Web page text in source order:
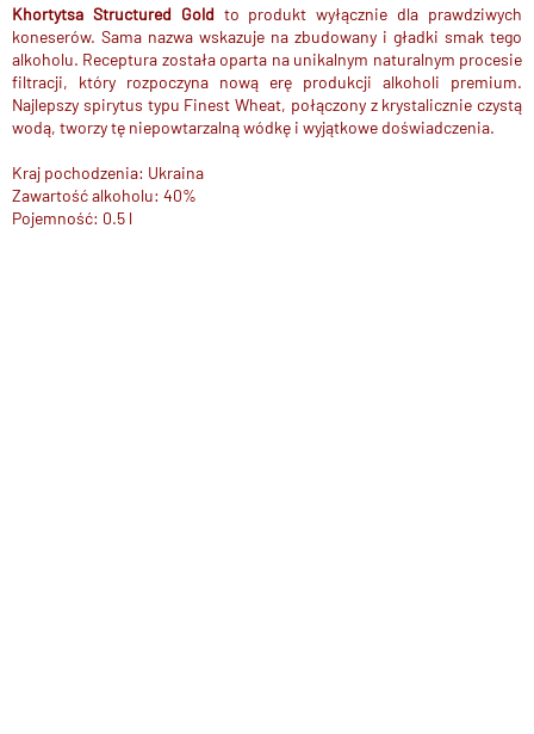
Khortytsa Structured Gold to produkt wyłącznie dla prawdziwych
koneserów. Sama nazwa wskazuje na zbudowany i gładki smak tego
alkoholu. Receptura została oparta na unikalnym naturalnym procesie
filtracji, który rozpoczyna nową erę produkcji alkoholi premium.
Najlepszy spirytus typu Finest Wheat, połączony z krystalicznie czystą
wodą, tworzy tę niepowtarzalną wódkę i wyjątkowe doświadczenia.
Kraj pochodzenia: Ukraina
Zawartość alkoholu: 40%
Pojemność: 0.5 l